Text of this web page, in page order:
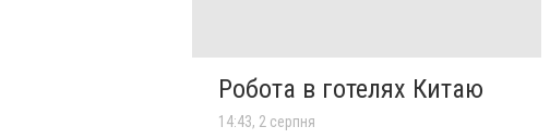
Робота в готелях Китаю
14:43, 2 серпня